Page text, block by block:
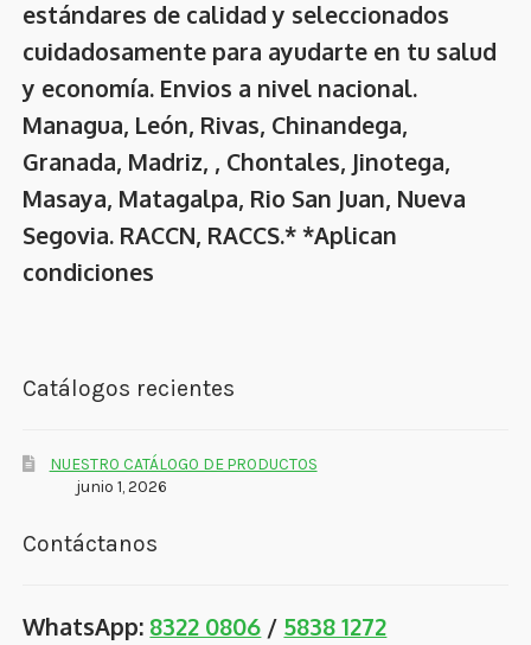
estándares de calidad y seleccionados
cuidadosamente para ayudarte en tu salud
y economía. Envios a nivel nacional.
Managua, León, Rivas, Chinandega,
Granada, Madriz, , Chontales, Jinotega,
Masaya, Matagalpa, Rio San Juan, Nueva
Segovia. RACCN, RACCS.* *Aplican
condiciones
Catálogos recientes
NUESTRO CATÁLOGO DE PRODUCTOS
junio 1, 2026
Contáctanos
WhatsApp: 8322 0806 / 5838 1272